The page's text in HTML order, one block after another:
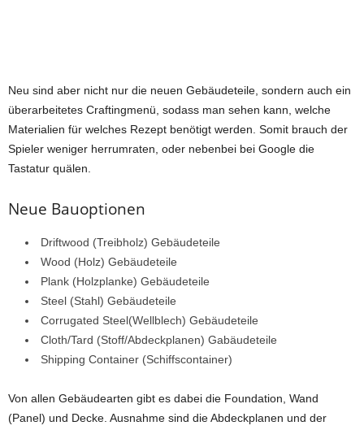
Neu sind aber nicht nur die neuen Gebäudeteile, sondern auch ein
überarbeitetes Craftingmenü, sodass man sehen kann, welche
Materialien für welches Rezept benötigt werden. Somit brauch der
Spieler weniger herrumraten, oder nebenbei bei Google die
Tastatur quälen.
Neue Bauoptionen
Driftwood (Treibholz) Gebäudeteile
Wood (Holz) Gebäudeteile
Plank (Holzplanke) Gebäudeteile
Steel (Stahl) Gebäudeteile
Corrugated Steel(Wellblech) Gebäudeteile
Cloth/Tard (Stoff/Abdeckplanen) Gabäudeteile
Shipping Container (Schiffscontainer)
Von allen Gebäudearten gibt es dabei die Foundation, Wand
(Panel) und Decke. Ausnahme sind die Abdeckplanen und der